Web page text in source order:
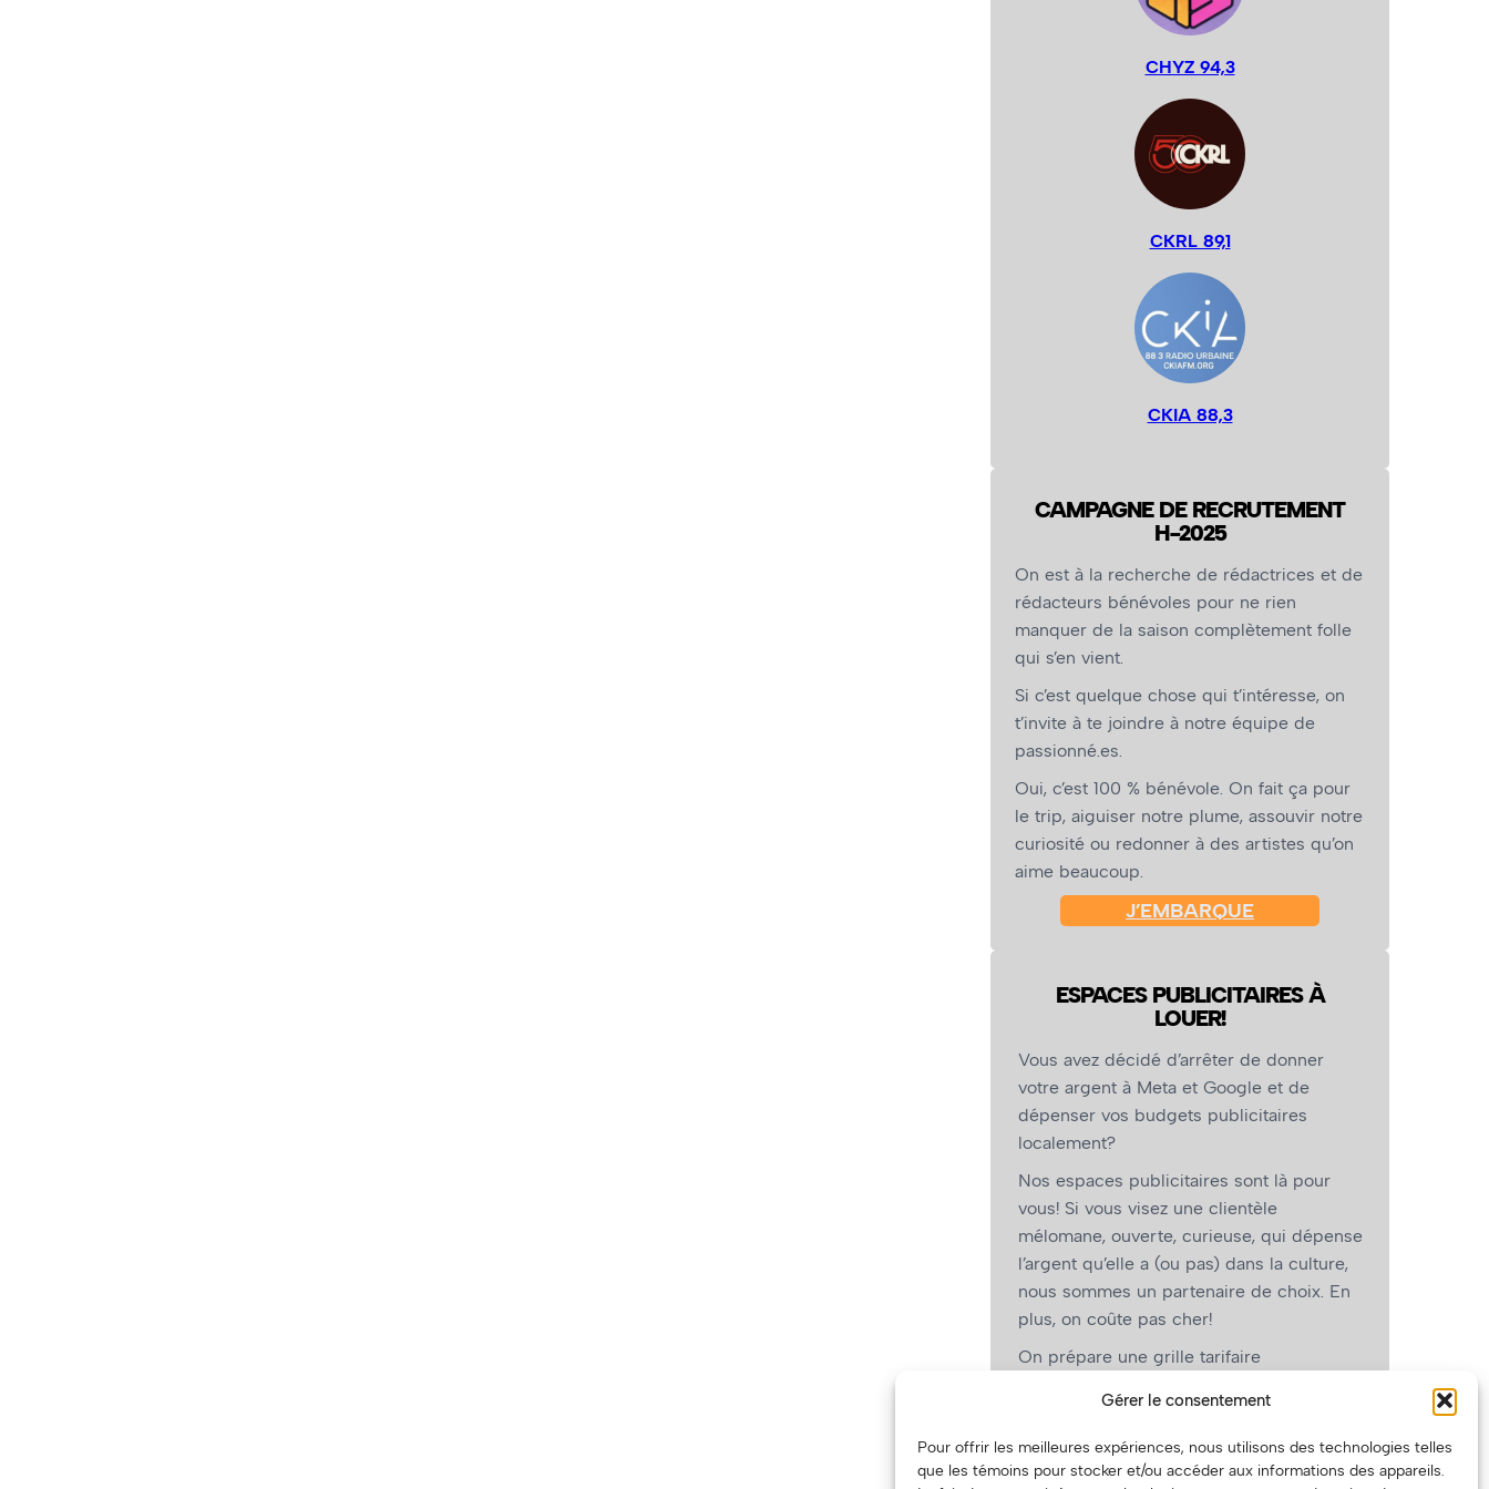
Gérer le consentement
Pour offrir les meilleures expériences, nous utilisons des technologies telles
que les témoins pour stocker et/ou accéder aux informations des appareils.
CHYZ 94,3
CKRL 89,1
CKIA 88,3
CAMPAGNE DE RECRUTEMENT
H-2025
On est à la recherche de rédactrices et de
rédacteurs bénévoles pour ne rien
manquer de la saison complètement folle
qui s’en vient.
Si c’est quelque chose qui t’intéresse, on
t’invite à te joindre à notre équipe de
passionné.es.
Oui, c’est 100 % bénévole. On fait ça pour
le trip, aiguiser notre plume, assouvir notre
curiosité ou redonner à des artistes qu’on
aime beaucoup.
J’EMBARQUE
ESPACES PUBLICITAIRES À
LOUER!
Vous avez décidé d’arrêter de donner
votre argent à Meta et Google et de
dépenser vos budgets publicitaires
localement?
Nos espaces publicitaires sont là pour
vous! Si vous visez une clientèle
mélomane, ouverte, curieuse, qui dépense
l’argent qu’elle a (ou pas) dans la culture,
nous sommes un partenaire de choix. En
plus, on coûte pas cher!
On prépare une grille tarifaire
vous, les artistes!)